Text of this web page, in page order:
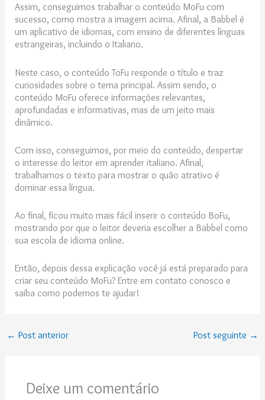
Assim, conseguimos trabalhar o conteúdo MoFu com
sucesso, como mostra a imagem acima. Afinal, a Babbel é
um aplicativo de idiomas, com ensino de diferentes línguas
estrangeiras, incluindo o Italiano.
Neste caso, o conteúdo ToFu responde o título e traz
curiosidades sobre o tema principal. Assim sendo, o
conteúdo MoFu oferece informações relevantes,
aprofundadas e informativas, mas de um jeito mais
dinâmico.
Com isso, conseguimos, por meio do conteúdo, despertar
o interesse do leitor em aprender italiano. Afinal,
trabalhamos o texto para mostrar o quão atrativo é
dominar essa língua.
Ao final, ficou muito mais fácil inserir o conteúdo BoFu,
mostrando por que o leitor deveria escolher a Babbel como
sua escola de idioma online.
Então, depois dessa explicação você já está preparado para
criar seu conteúdo MoFu? Entre em contato conosco e
saiba como podemos te ajudar!
← Post anterior Post seguinte →
Deixe um comentário